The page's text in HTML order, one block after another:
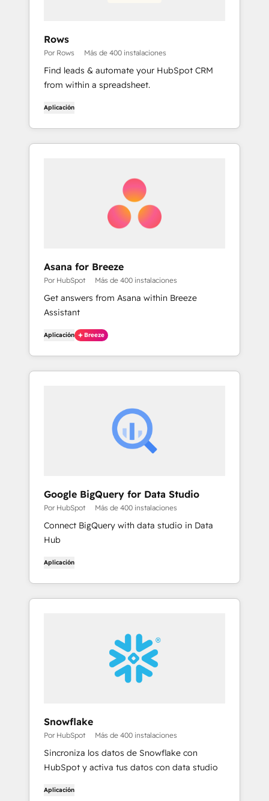
Rows
Por Rows Más de 400 instalaciones
Find leads & automate your HubSpot CRM
from within a spreadsheet.
Aplicación
Asana for Breeze
Por HubSpot Más de 400 instalaciones
Get answers from Asana within Breeze
Assistant
Aplicación Breeze
Google BigQuery for Data Studio
Por HubSpot Más de 400 instalaciones
Connect BigQuery with data studio in Data
Hub
Aplicación
Snowflake
Por HubSpot Más de 400 instalaciones
Sincroniza los datos de Snowflake con
HubSpot y activa tus datos con data studio
Aplicación